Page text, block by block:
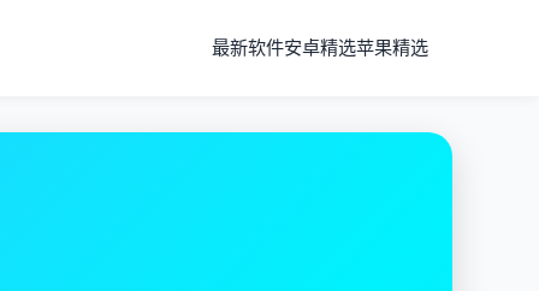
最新软件安卓精选苹果精选